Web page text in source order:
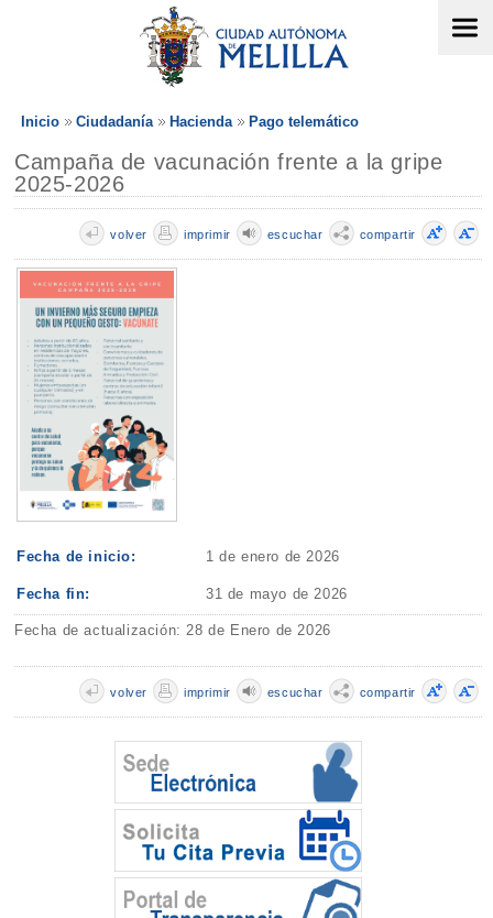
Inicio Ciudadanía Hacienda Pago telemático
Campaña de vacunación frente a la gripe
2025-2026
compartir
escuchar
imprimir
volver
Fecha de inicio: 1 de enero de 2026
Fecha fin: 31 de mayo de 2026
Fecha de actualización: 28 de Enero de 2026
compartir
escuchar
imprimir
volver